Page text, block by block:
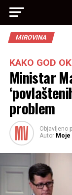
MIROVINA
KAKO GOD
Ministar
problem
Objavljeno
Autor Moje